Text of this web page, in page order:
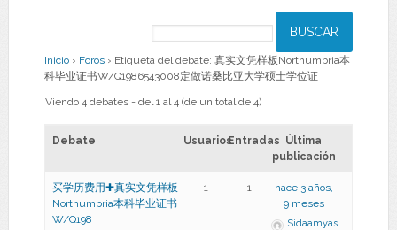
Inicio › Foros › Etiqueta del debate: 真实文凭样板Northumbria本
科毕业证书W/Q1986543008定做诺桑比亚大学硕士学位证
Viendo 4 debates - del 1 al 4 (de un total de 4)
Debate UsuariosEntradas Última
publicación
买学历费用✚真实文凭样板
Northumbria本科毕业证书
W/Q198
1 1
hace 3 años,
9 meses
Sidaamyas